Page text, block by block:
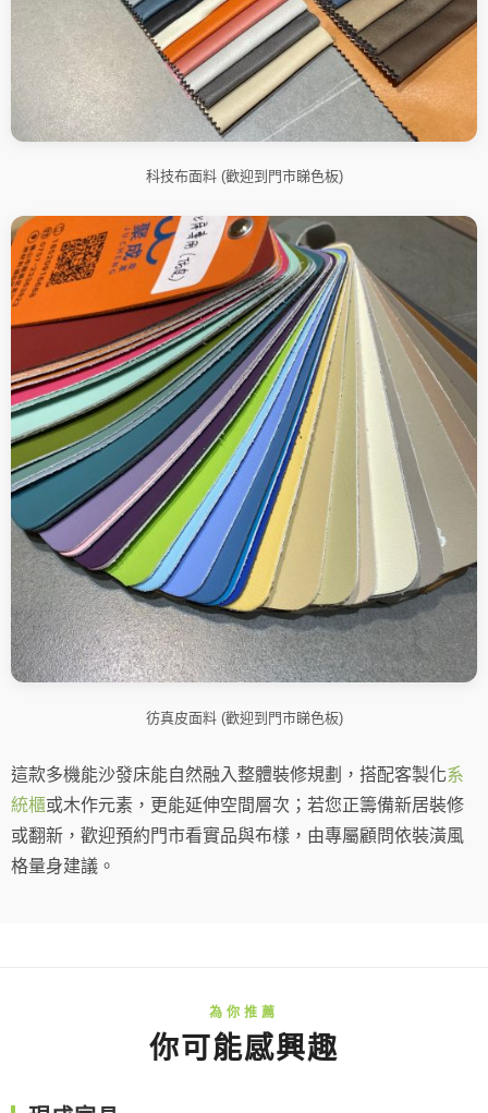
科技布面料 (歡迎到門市睇色板)
彷真皮面料 (歡迎到門市睇色板)
這款多機能沙發床能自然融入整體裝修規劃，搭配客製化系
統櫃或木作元素，更能延伸空間層次；若您正籌備新居裝修
或翻新，歡迎預約門市看實品與布樣，由專屬顧問依裝潢風
格量身建議。
你可能感興趣